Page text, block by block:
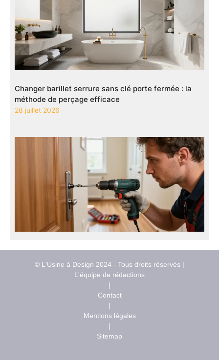
Changer barillet serrure sans clé porte fermée : la
méthode de perçage efficace
28 juillet 2026
© L'Usine à Design 2024 - Tous droits réservés |
L'équipe de rédactions
|
Contact
|
Mentions légales
|
Sitemap